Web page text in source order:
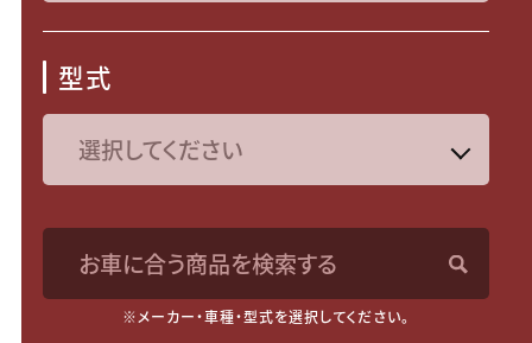
型式
お車に合う商品を検索する
※メーカー・車種・型式を選択してください。